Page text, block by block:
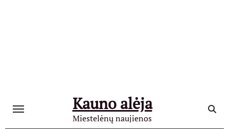
Kauno alėja
Miestelėnų naujienos